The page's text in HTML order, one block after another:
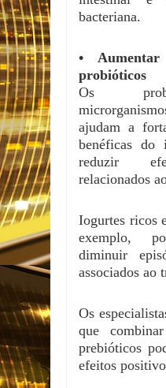
bacteriana.
•
probióticos
Os
ajudam a
benéficas do
reduzir
relacionados
Iogurtes ricos
exemplo,
diminuir
associados ao
Os
que
prebióticos
efeitos